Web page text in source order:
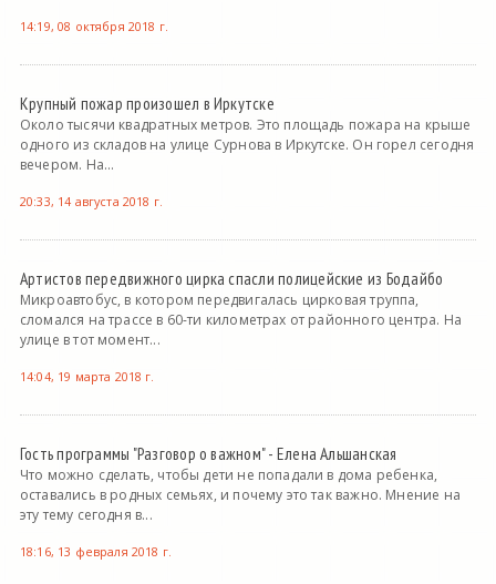
14:19, 08 октября 2018 г.
Крупный пожар произошел в Иркутске
Около тысячи квадратных метров. Это площадь пожара на крыше
одного из складов на улице Сурнова в Иркутске. Он горел сегодня
вечером. На...
20:33, 14 августа 2018 г.
Артистов передвижного цирка спасли полицейские из Бодайбо
Микроавтобус, в котором передвигалась цирковая труппа,
сломался на трассе в 60-ти километрах от районного центра. На
улице в тот момент...
14:04, 19 марта 2018 г.
Гость программы "Разговор о важном" - Елена Альшанская
Что можно сделать, чтобы дети не попадали в дома ребенка,
оставались в родных семьях, и почему это так важно. Мнение на
эту тему сегодня в...
18:16, 13 февраля 2018 г.